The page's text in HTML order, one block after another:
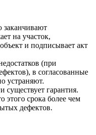
заканчивают
на участок,
и подписывает акт
(при
в согласованные
устраняют.
существует гарантия.
этого срока более чем
дефектов.